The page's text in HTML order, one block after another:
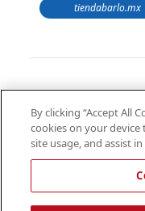
tiendabarlo.mx
La información
destinada
sustituye el consejo
consultar a un
descontinuar
By clicking “Accept All
cookies on your
site usage, and assist